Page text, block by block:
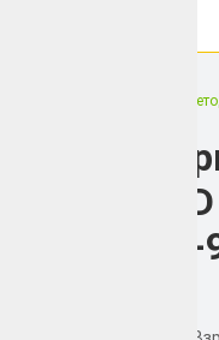
Взрывозащищенный